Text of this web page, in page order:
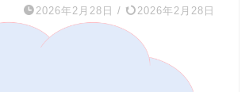
2026年2月28日 / 2026年2月28日